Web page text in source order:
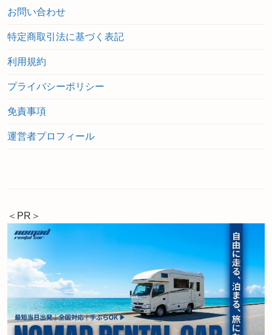
お問い合わせ
特定商取引法に基づく表記
利用規約
プライバシーポリシー
免責事項
運営者プロフィール
＜PR＞